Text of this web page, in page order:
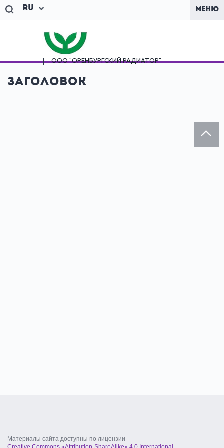
Ru МЕНЮ
ООО "ОРЕНБУРГСКИЙРАДИАТОР"
Заголовок
Материалы сайта доступны по лицензии